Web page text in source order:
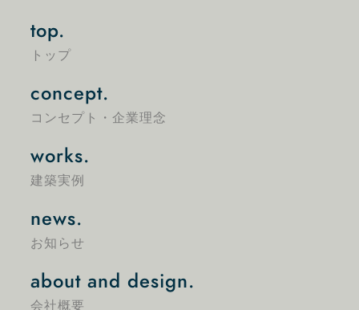
top.
トップ
concept.
コンセプト・企業理念
works.
建築実例
news.
お知らせ
about and design.
会社概要